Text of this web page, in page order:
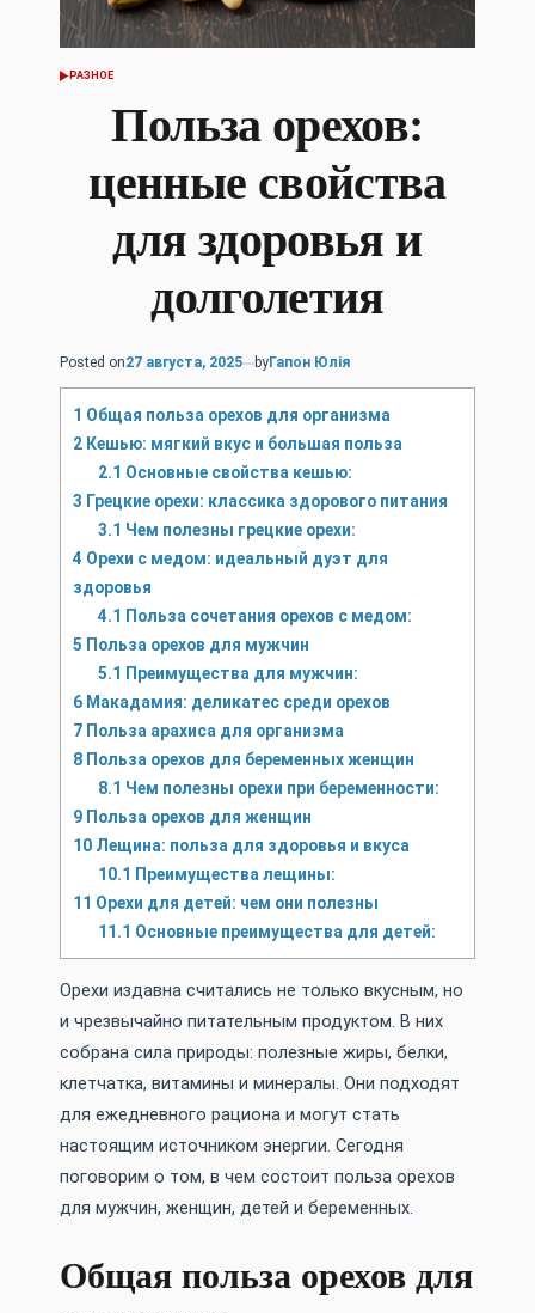
POSTED
РАЗНОЕ
Польза орехов:
ценные свойства
для здоровья и
долголетия
Posted on27 августа, 2025 byГапон Юлія
1 Общая польза орехов для организма
2 Кешью: мягкий вкус и большая польза
2.1 Основные свойства кешью:
3 Грецкие орехи: классика здорового питания
3.1 Чем полезны грецкие орехи:
4 Орехи с медом: идеальный дуэт для
здоровья
4.1 Польза сочетания орехов с медом:
5 Польза орехов для мужчин
5.1 Преимущества для мужчин:
6 Макадамия: деликатес среди орехов
7 Польза арахиса для организма
8 Польза орехов для беременных женщин
8.1 Чем полезны орехи при беременности:
9 Польза орехов для женщин
10 Лещина: польза для здоровья и вкуса
10.1 Преимущества лещины:
11 Орехи для детей: чем они полезны
11.1 Основные преимущества для детей:
Орехи издавна считались не только вкусным, но
и чрезвычайно питательным продуктом. В них
собрана сила природы: полезные жиры, белки,
клетчатка, витамины и минералы. Они подходят
для ежедневного рациона и могут стать
настоящим источником энергии. Сегодня
поговорим о том, в чем состоит польза орехов
для мужчин, женщин, детей и беременных.
Общая польза орехов для